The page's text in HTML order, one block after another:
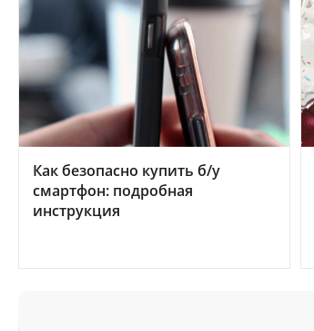
Как безопасно купить б/у
смартфон: подробная
инструкция